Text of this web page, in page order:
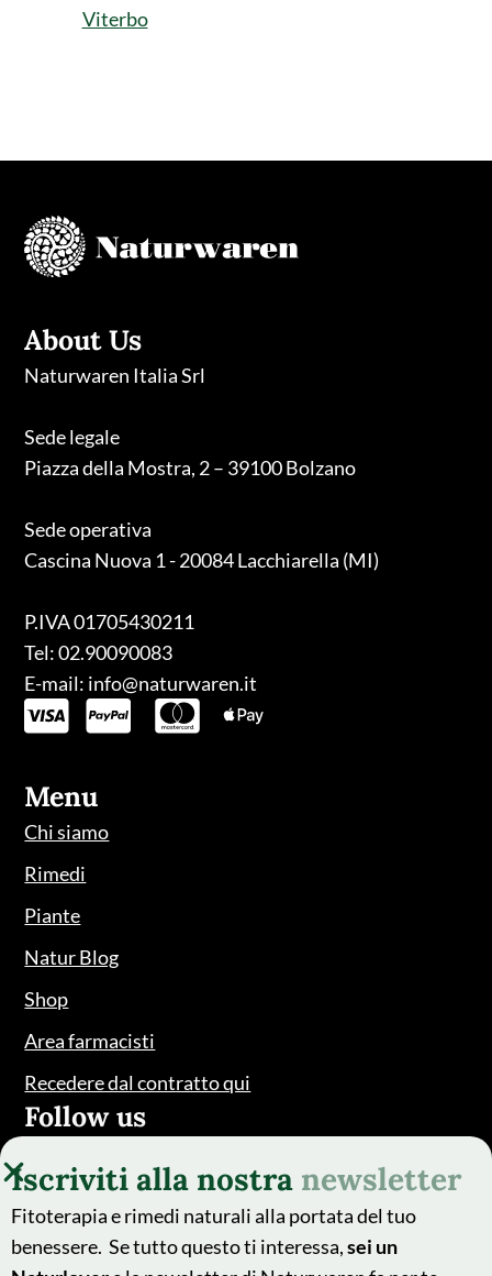
Viterbo
About Us
Naturwaren Italia Srl
Sede legale
Piazza della Mostra, 2 – 39100 Bolzano
Sede operativa
Cascina Nuova 1 - 20084 Lacchiarella (MI)
P.IVA 01705430211
Tel: 02.90090083
E-mail: info@naturwaren.it
Menu
Chi siamo
Rimedi
Piante
Natur Blog
Shop
Area farmacisti
Recedere dal contratto qui
Follow us
Iscriviti alla nostra newsletter
Fitoterapia e rimedi naturali alla portata del tuo
benessere. Se tutto questo ti interessa,sei un